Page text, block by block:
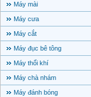
Máy mài
Máy cưa
Máy cắt
Máy đục bê tông
Máy thổi khí
Máy chà nhám
Máy đánh bóng